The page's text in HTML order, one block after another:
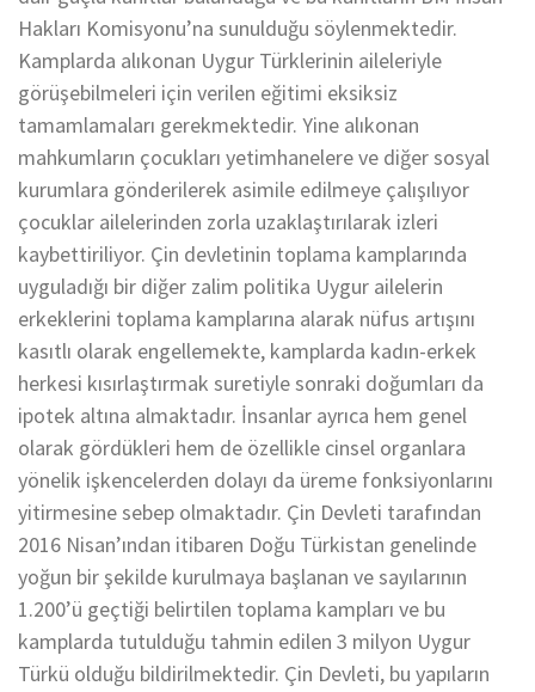
Hakları Komisyonu’na sunulduğu söylenmektedir.
Kamplarda alıkonan Uygur Türklerinin aileleriyle
görüşebilmeleri için verilen eğitimi eksiksiz
tamamlamaları gerekmektedir. Yine alıkonan
mahkumların çocukları yetimhanelere ve diğer sosyal
kurumlara gönderilerek asimile edilmeye çalışılıyor
çocuklar ailelerinden zorla uzaklaştırılarak izleri
kaybettiriliyor. Çin devletinin toplama kamplarında
uyguladığı bir diğer zalim politika Uygur ailelerin
erkeklerini toplama kamplarına alarak nüfus artışını
kasıtlı olarak engellemekte, kamplarda kadın-erkek
herkesi kısırlaştırmak suretiyle sonraki doğumları da
ipotek altına almaktadır. İnsanlar ayrıca hem genel
olarak gördükleri hem de özellikle cinsel organlara
yönelik işkencelerden dolayı da üreme fonksiyonlarını
yitirmesine sebep olmaktadır. Çin Devleti tarafından
2016 Nisan’ından itibaren Doğu Türkistan genelinde
yoğun bir şekilde kurulmaya başlanan ve sayılarının
1.200’ü geçtiği belirtilen toplama kampları ve bu
kamplarda tutulduğu tahmin edilen 3 milyon Uygur
Türkü olduğu bildirilmektedir. Çin Devleti, bu yapıların